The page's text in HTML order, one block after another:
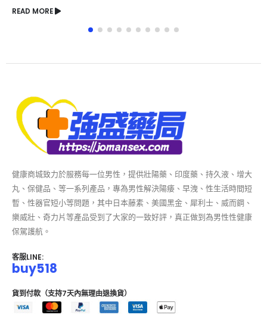
READ MORE
健康商城致力於服務每一位男性，提供壯陽藥、印度藥、持久液、增大
丸、保健品、等一系列產品，專為男性解決陽痿、早洩、性生活時間短
暫、性器官短小等問題，其中日本藤素、美國黑金、犀利士、威而鋼、
樂威壯、奇力片等產品受到了大家的一致好評，真正做到為男性性健康
保駕護航。
客服LINE:
buy518
貨到付款（支持7天內無理由退換貨）